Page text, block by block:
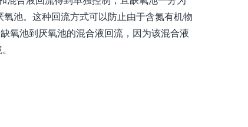
池。这种回流方式可以防止由于含氮有机物
氧池到厌氧池的混合液回流，因为该混合液